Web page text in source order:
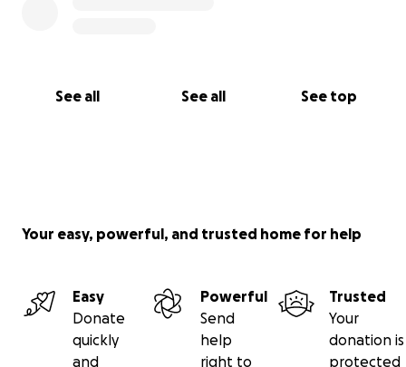
See all See all See top
Your easy, powerful, and trusted home for help
Easy
Donate
quickly
and
Powerful
Send
help
right to
Trusted
Your
donation is
protected